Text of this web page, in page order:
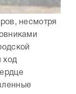
несмотря
ход